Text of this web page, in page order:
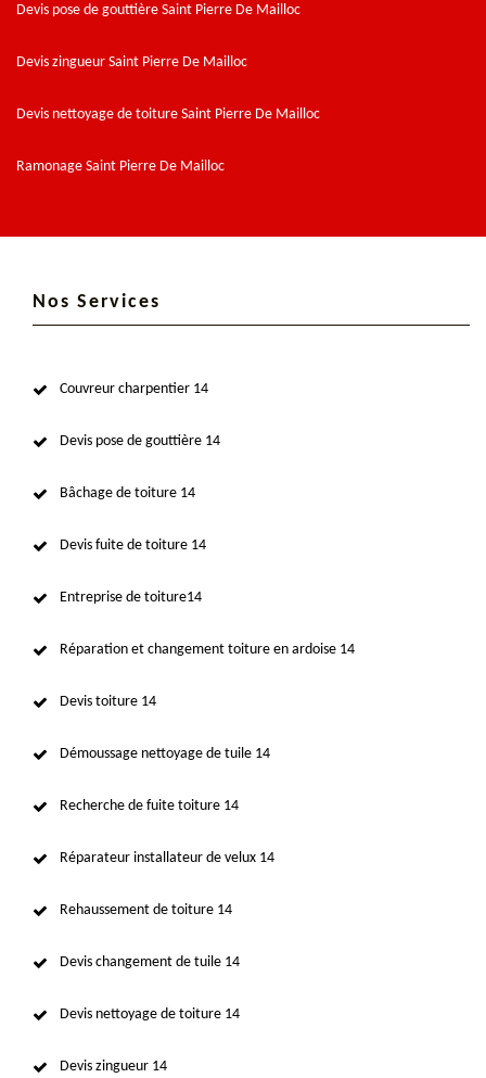
Devis pose de gouttière Saint Pierre De Mailloc
Devis zingueur Saint Pierre De Mailloc
Devis nettoyage de toiture Saint Pierre De Mailloc
Ramonage Saint Pierre De Mailloc
Nos Services
Couvreur charpentier 14
Devis pose de gouttière 14
Bâchage de toiture 14
Devis fuite de toiture 14
Entreprise de toiture14
Réparation et changement toiture en ardoise 14
Devis toiture 14
Démoussage nettoyage de tuile 14
Recherche de fuite toiture 14
Réparateur installateur de velux 14
Rehaussement de toiture 14
Devis changement de tuile 14
Devis nettoyage de toiture 14
Devis zingueur 14